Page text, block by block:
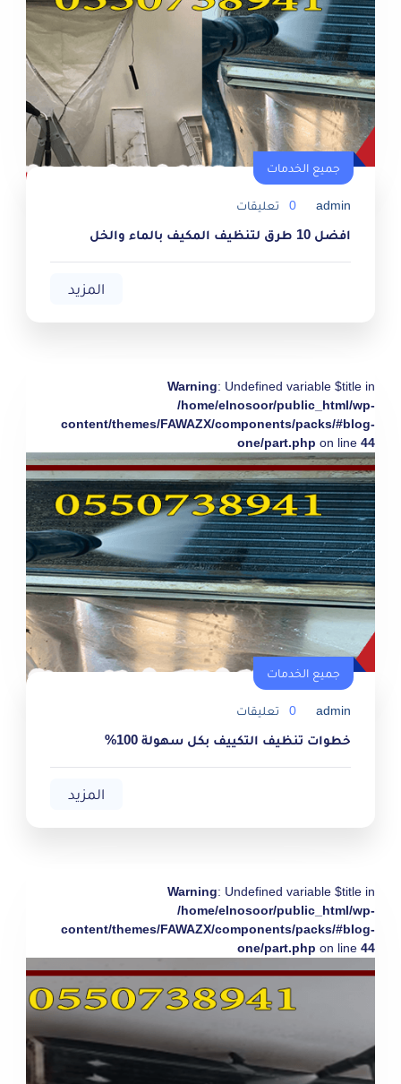
جميع الخدمات
admin
0 تعليقات
افضل 10 طرق لتنظيف المكيف بالماء والخل
المزيد
Warning: Undefined variable $title in
/home/elnosoor/public_html/wp-
content/themes/FAWAZX/components/packs/#blog-
one/part.php on line 44
جميع الخدمات
admin
0 تعليقات
خطوات تنظيف التكييف بكل سهولة 100%
المزيد
Warning: Undefined variable $title in
/home/elnosoor/public_html/wp-
content/themes/FAWAZX/components/packs/#blog-
one/part.php on line 44
جميع الخدمات